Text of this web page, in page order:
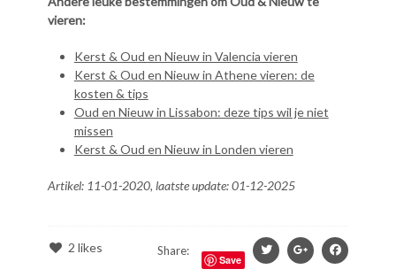
vieren:
Kerst & Oud en Nieuw in Valencia vieren
Kerst & Oud en Nieuw in Athene vieren: de
kosten & tips
Oud en Nieuw in Lissabon: deze tips wil je niet
missen
Kerst & Oud en Nieuw in Londen vieren
Artikel: 11-01-2020, laatste update: 01-12-2025
2 likes Share:
Save